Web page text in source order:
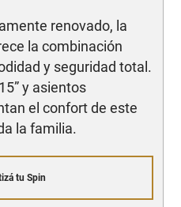
renovado, la
la combinación
y seguridad total.
y asientos
el confort de este
la familia.
tu Spin